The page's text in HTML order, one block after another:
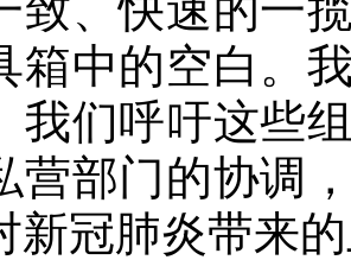
箱中的空白。
我们呼吁这些
营部门的协调
新冠肺炎带来